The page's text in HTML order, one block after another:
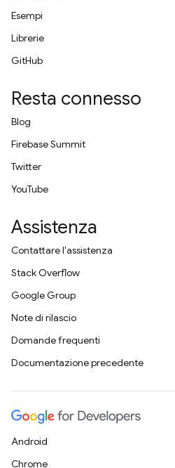
Esempi
Librerie
GitHub
Resta connesso
Blog
Firebase Summit
Twitter
YouTube
Assistenza
Contattare l'assistenza
Stack Overflow
Google Group
Note di rilascio
Domande frequenti
Documentazione precedente
Android
Chrome